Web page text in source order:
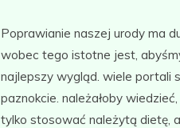
Poprawianie naszej urody ma
wobec tego istotne jest,
najlepszy wygląd. wiele portali
paznokcie. należałoby
tylko stosować należytą dietę,